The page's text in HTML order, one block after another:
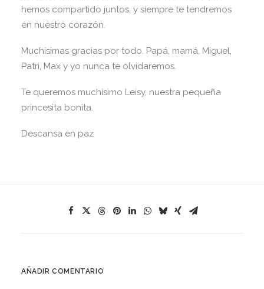
hemos compartido juntos, y siempre te tendremos
en nuestro corazón.
Muchísimas gracias por todo. Papá, mamá, Miguel,
Patri, Max y yo nunca te olvidaremos.
Te queremos muchísimo Leisy, nuestra pequeña
princesita bonita.
Descansa en paz
AÑADIR COMENTARIO